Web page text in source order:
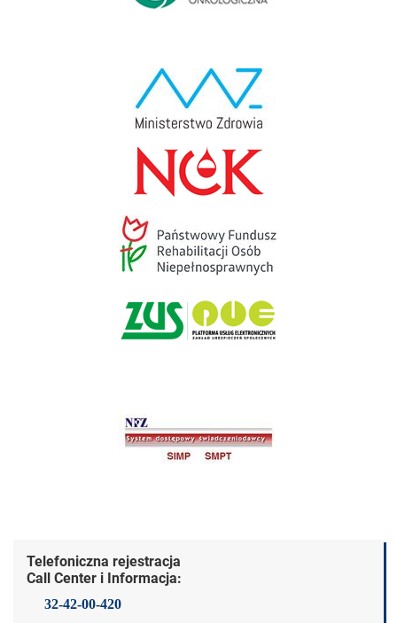
Dane kontaktowe
Telefoniczna rejestracja
Call Center i Informacja:
32-42-00-420